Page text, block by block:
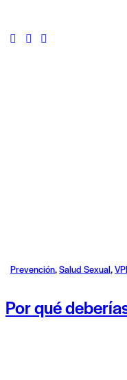
Prevención,Salud Sexual,
Por qué